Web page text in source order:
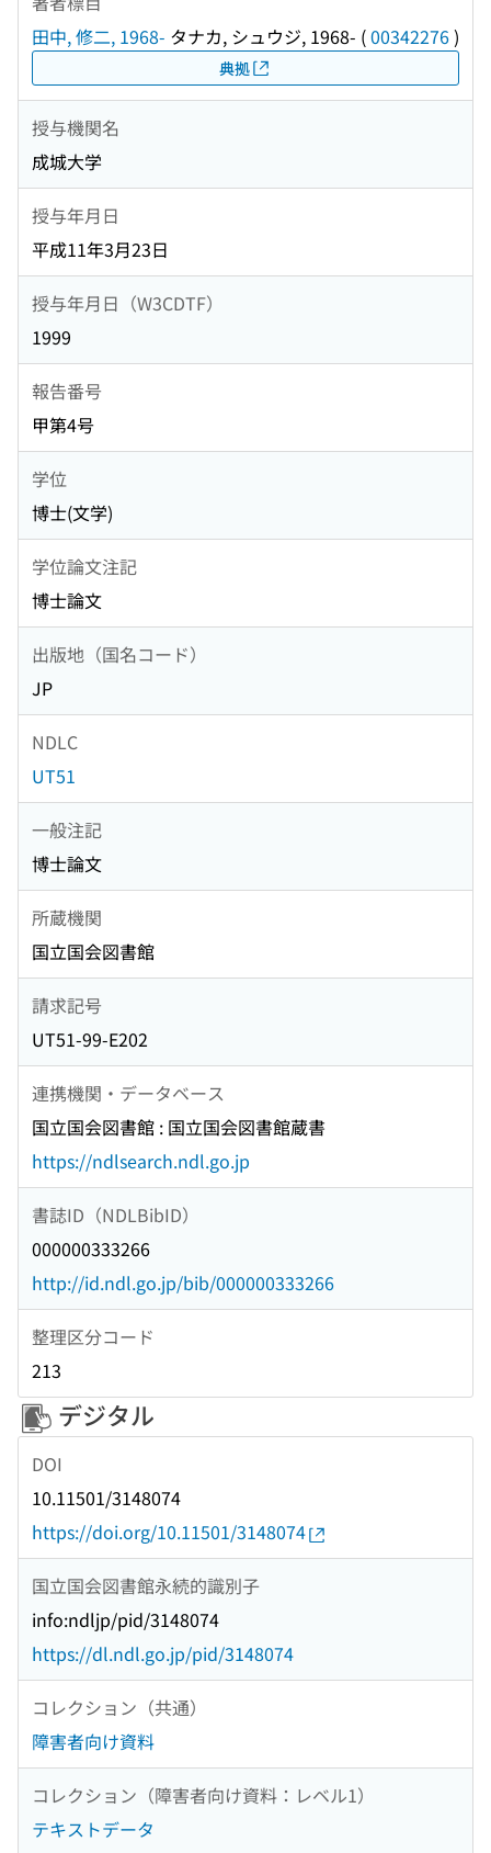
田中, 修二, 1968- タナカ, シュウジ, 1968- (00342276)
典拠
授与機関名
成城大学
授与年月日
平成11年3月23日
授与年月日（W3CDTF）
1999
報告番号
甲第4号
学位
博士(文学)
学位論文注記
博士論文
出版地（国名コード）
JP
NDLC
UT51
一般注記
博士論文
所蔵機関
国立国会図書館
請求記号
UT51-99-E202
連携機関・データベース
国立国会図書館 : 国立国会図書館蔵書
https://ndlsearch.ndl.go.jp
書誌ID（NDLBibID）
000000333266
http://id.ndl.go.jp/bib/000000333266
整理区分コード
213
デジタル
DOI
10.11501/3148074
https://doi.org/10.11501/3148074
国立国会図書館永続的識別子
info:ndljp/pid/3148074
https://dl.ndl.go.jp/pid/3148074
コレクション（共通）
障害者向け資料
コレクション（障害者向け資料：レベル1）
テキストデータ